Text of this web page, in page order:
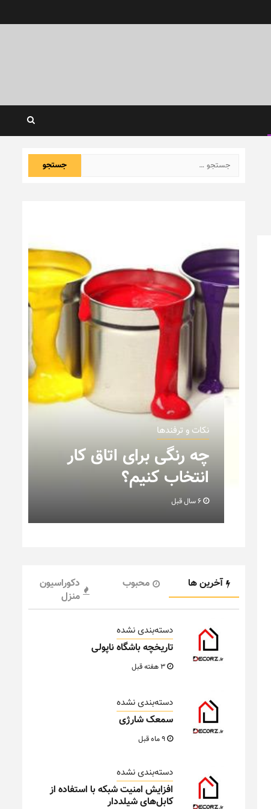
جستجو
برای:
نکات و ترفندها
نکاتی که باید به هنگام
چیدمان خانه عروس بدانیم
+ تصویر
6 سال قبل
آخرین ها محبوب
دکوراسیون
منزل
دسته‌بندی نشده
تاریخچه باشگاه ناپولی
دسته‌بندی نشده
سمعک شارژی
دسته‌بندی نشده
افزایش امنیت شبکه با استفاده از
کابل‌های شیلددار